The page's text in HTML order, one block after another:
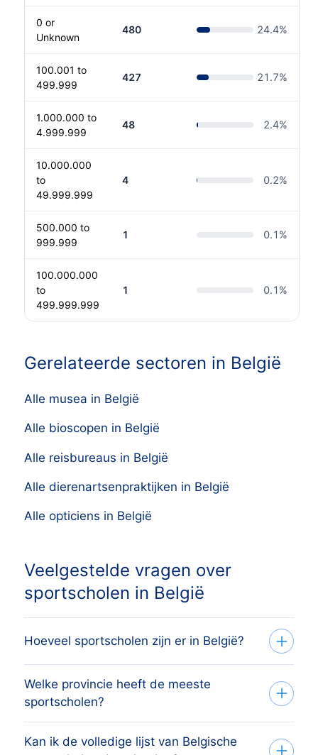
0 or
Unknown
480 24.4%
100.001 to
499.999
427 21.7%
1.000.000 to
4.999.999
48 2.4%
10.000.000
to
49.999.999
4 0.2%
500.000 to
999.999
1 0.1 %
100.000.000
to
499.999.999
1 0.1 %
Gerelateerde sectoren in België
Alle musea in België
Alle bioscopen in België
Alle reisbureaus in België
Alle dierenartsenpraktijken in België
Alle opticiens in België
Veelgestelde vragen over
sportscholen in België
Hoeveel sportscholen zijn er in België?
Het overzicht bevat 1.967 actieve
sportscholen verspreid over alle 10
provincies en Brussels Hoofdstedelijk
Gewest, afkomstig uit het handelsregister
Welke provincie heeft de meeste
sportscholen?
De provincie met de meeste sportscholen
Kan ik de volledige lijst van Belgische